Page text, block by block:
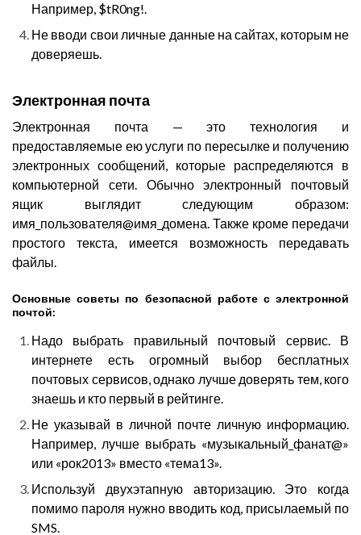
Например, $tR0ng!.
Не вводи свои личные данные на сайтах, которым не
доверяешь.
Электронная почта
Электронная почта — это технология и
предоставляемые ею услуги по пересылке и получению
электронных сообщений, которые распределяются в
компьютерной сети. Обычно электронный почтовый
ящик выглядит следующим образом:
имя_пользователя@имя_домена. Также кроме передачи
простого текста, имеется возможность передавать
файлы.
Основные советы по безопасной работе с электронной
почтой:
Надо выбрать правильный почтовый сервис. В
интернете есть огромный выбор бесплатных
почтовых сервисов, однако лучше доверять тем, кого
знаешь и кто первый в рейтинге.
Не указывай в личной почте личную информацию.
Например, лучше выбрать «музыкальный_фанат@»
или «рок2013» вместо «тема13».
Используй двухэтапную авторизацию. Это когда
помимо пароля нужно вводить код, присылаемый по
SMS.